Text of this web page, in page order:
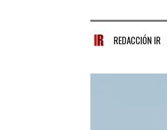
REDACCIÓN IR